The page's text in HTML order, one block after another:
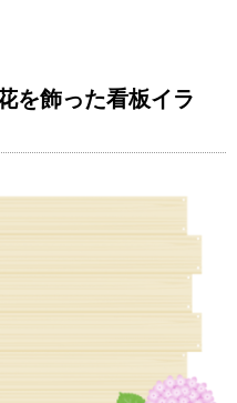
を飾った看板イラ